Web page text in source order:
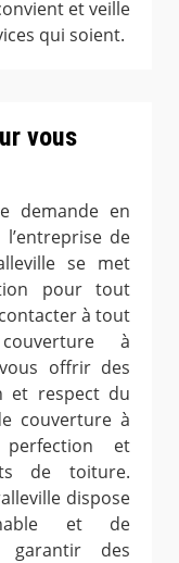
et veille
qui soient.
vous
demande en
de
se met
pour tout
à tout
à
offrir des
et respect du
couverture à
et
de toiture.
dispose
et de
garantir des